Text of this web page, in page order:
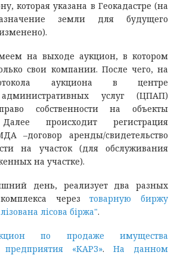
которая указана в Геокадастре (на
земли для будущего
на выходе аукцион, в котором
свои компании. После чего, на
аукциона в центре
административных услуг (ЦПАП)
собственности на объекты
происходит регистрация
–договор аренды/cвидетельство
на участок (для обслуживания
на участке).
день, реализует два разных
черезтоварную биржу
лiсова бiржа".
по продаже имущества
предприятия «КАРЗ». На данном